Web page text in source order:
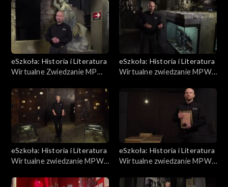
eSzkoła: Historia i Literatura
Wirtualne Zwiedzanie MPW,
eSzkoła: Historia i Literatura
Wirtualne zwiedzanie MPW,
eSzkoła: Historia i Literatura
Wirtualne zwiedzanie MPW,
eSzkoła: Historia i Literatura
Wirtualne zwiedzanie MPW,